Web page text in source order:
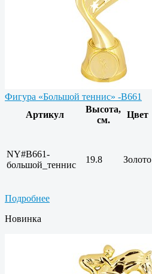
Фигура «Большой теннис» -B661
Артикул
Высота,
см.
Цвет
NY#B661-
большой_теннис
19.8 Золото
Подробнее
Новинка